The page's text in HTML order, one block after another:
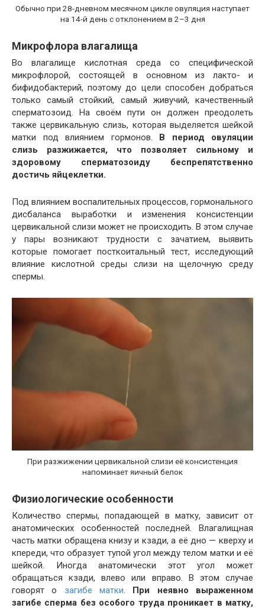
Обычно при 28-дневном месячном цикле овуляция наступает
на 14-й день с отклонением в 2–3 дня
Микрофлора влагалища
Во влагалище кислотная среда со специфической
микрофлорой, состоящей в основном из лакто- и
бифидобактерий, поэтому до цели способен добраться
только самый стойкий, самый живучий, качественный
сперматозоид. На своём пути он должен преодолеть
также цервикальную слизь, которая выделяется шейкой
матки под влиянием гормонов. В период овуляции
слизь разжижается, что позволяет сильному и
здоровому сперматозоиду беспрепятственно
достичь яйцеклетки.
Под влиянием воспалительных процессов, гормонального
дисбаланса выработки и изменения консистенции
цервикальной слизи может не происходить. В этом случае
у пары возникают трудности с зачатием, выявить
которые помогает посткоитальный тест, исследующий
влияние кислотной среды слизи на щелочную среду
спермы.
При разжижении цервикальной слизи её консистенция
напоминает яичный белок
Физиологические особенности
Количество спермы, попадающей в матку, зависит от
анатомических особенностей последней. Влагалищная
часть матки обращена книзу и кзади, а её дно — кверху и
кпереди, что образует тупой угол между телом матки и её
шейкой. Иногда анатомически этот угол может
обращаться кзади, влево или вправо. В этом случае
говорят о загибе матки При неявно выраженном
загибе сперма без особого труда проникает в матку,